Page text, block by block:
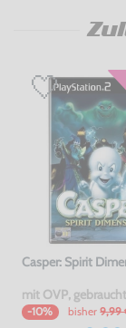
Casper: Spirit
mit OVP, gebraucht
-10% bisher 9,99